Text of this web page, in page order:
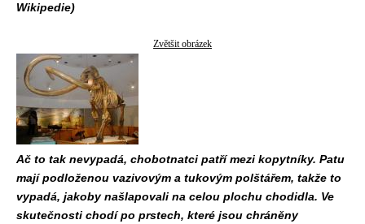
Wikipedie)
Zvětšit obrázek
Ač to tak nevypadá, chobotnatci patří mezi kopytníky. Patu
mají podloženou vazivovým a tukovým polštářem, takže to
vypadá, jakoby našlapovali na celou plochu chodidla. Ve
skutečnosti chodí po prstech, které jsou chráněny